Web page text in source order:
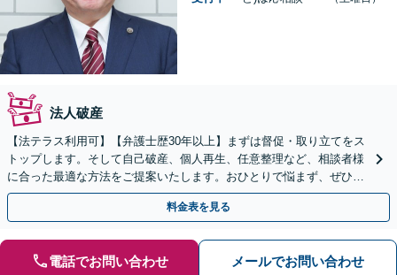
法人破産
【法テラス利用可】【弁護士歴30年以上】まずは督促・取り立てをス
トップします。そして自己破産、個人再生、任意整理など、相談者様
に合った最適な方法をご提案いたします。おひとりで悩まず、ぜひご
相談ください。【法人破産も対応】
料金表を見る
電話でお問い合わせ メールでお問い合わせ